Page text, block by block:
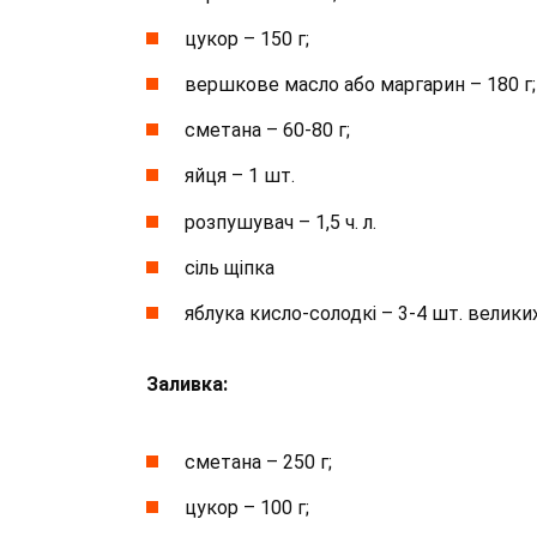
цукор – 150 г;
вершкове масло або маргарин – 180 г;
сметана – 60-80 г;
яйця – 1 шт.
розпушувач – 1,5 ч. л.
сіль щіпка
яблука кисло-солодкі – 3-4 шт.
Заливка:
сметана – 250 г;
цукор – 100 г;